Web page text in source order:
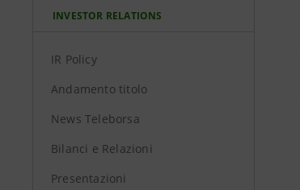
INVESTOR RELATIONS
IR Policy
Andamento titolo
News Teleborsa
Bilanci e Relazioni
Presentazioni